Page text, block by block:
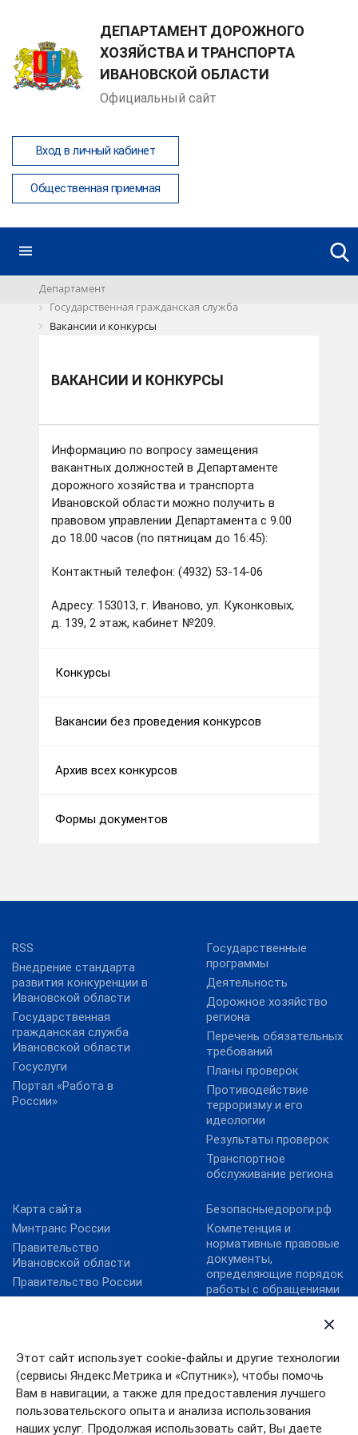
ДЕПАРТАМЕНТ ДОРОЖНОГО
ХОЗЯЙСТВА И ТРАНСПОРТА
ИВАНОВСКОЙ ОБЛАСТИ
Официальный сайт
Вход в личный кабинет
Общественная приемная
Этот сайт использует cookie-файлы и другие технологии
(сервисы Яндекс.Метрика и «Спутник»), чтобы помочь
Вам в навигации, а также для предоставления лучшего
пользовательского опыта и анализа использования
наших услуг. Продолжая использовать сайт, Вы даете
Департамент
Государственная гражданская служба
Вакансии и конкурсы
ВАКАНСИИ И КОНКУРСЫ
Информацию по вопросу замещения
вакантных должностей в Департаменте
дорожного хозяйства и транспорта
Ивановской области можно получить в
правовом управлении Департамента с 9.00
до 18.00 часов (по пятницам до 16:45):
Контактный телефон: (4932) 53-14-06
Адресу: 153013, г. Иваново, ул. Куконковых,
д. 139, 2 этаж, кабинет №209.
Конкурсы
Вакансии без проведения конкурсов
Архив всех конкурсов
Формы документов
RSS
Внедрение стандарта
развития конкуренции в
Ивановской области
Государственная
гражданская служба
Ивановской области
Госуслуги
Портал «Работа в
России»
Государственные
программы
Деятельность
Дорожное хозяйство
региона
Перечень обязательных
требований
Планы проверок
Противодействие
терроризму и его
идеологии
Результаты проверок
Транспортное
обслуживание региона
Карта сайта
Минтранс России
Правительство
Ивановской области
Правительство России
Правовой портал
Безопасныедороги.рф
Компетенция и
нормативные правовые
документы,
определяющие порядок
работы с обращениями
Личный прием
Общественная приемная
ОНФ «Карта убитых
дорог»